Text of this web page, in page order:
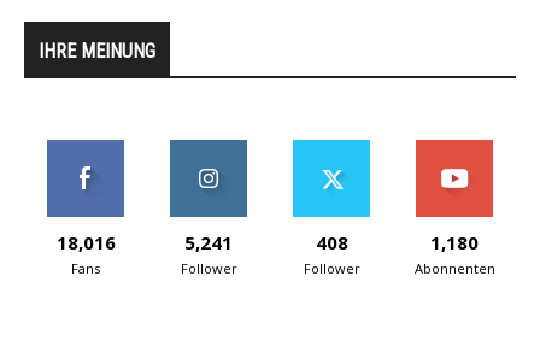
IHRE MEINUNG
18,016
Fans
5,241
Follower
408
Follower
1,180
Abonnenten